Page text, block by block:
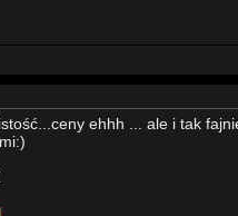
ehhh ... ale i tak